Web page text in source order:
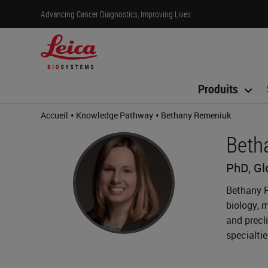
Advancing Cancer Diagnostics, Improving Lives
Produits
Accueil • Knowledge Pathway • Bethany Remeniuk
PhD,
Bethany
biology,
and